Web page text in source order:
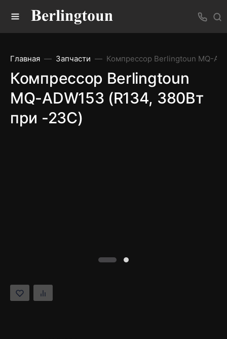
Главная Запчасти Компрессор Berlingtoun MQ-
Компрессор Berlingtoun
MQ-ADW153 (R134, 380Вт
при -23С)